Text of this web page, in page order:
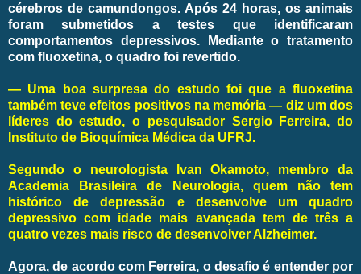
cérebros de camundongos. Após 24 horas, os animais
foram submetidos a testes que identificaram
comportamentos depressivos. Mediante o tratamento
com fluoxetina, o quadro foi revertido.
— Uma boa surpresa do estudo foi que a fluoxetina
também teve efeitos positivos na memória — diz um dos
líderes do estudo, o pesquisador Sergio Ferreira, do
Instituto de Bioquímica Médica da UFRJ.
Segundo o neurologista Ivan Okamoto, membro da
Academia Brasileira de Neurologia, quem não tem
histórico de depressão e desenvolve um quadro
depressivo com idade mais avançada tem de três a
quatro vezes mais risco de desenvolver Alzheimer.
Agora, de acordo com Ferreira, o desafio é entender por